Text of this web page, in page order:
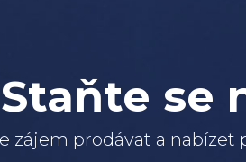
Staňte se
zájem prodávat a nabízet